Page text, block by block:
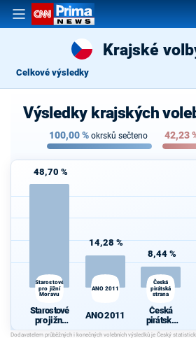
Krajské
Celkové výsledky
Výsledky krajských
100,00% okrsků sečteno 42,23
48,70 %
Starostové
pro jižní
Moravu
Starostové
pro jižní
Moravu
14,28 %
ANO 2011
ANO 2011
8,44 %
Česká
pirátská
strana
Česká
pirátská
strana